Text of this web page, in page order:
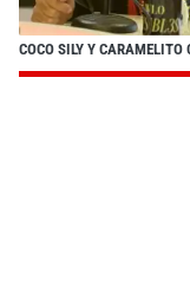
COCO SILY Y CARAMELITO